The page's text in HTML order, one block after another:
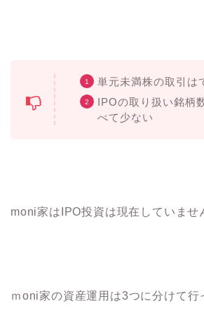
単元未満株の取引は
IPOの取り扱い銘柄
べて少ない
moni家はIPO投資は現在していませ
ｍoni家の資産運用は3つに分けて行